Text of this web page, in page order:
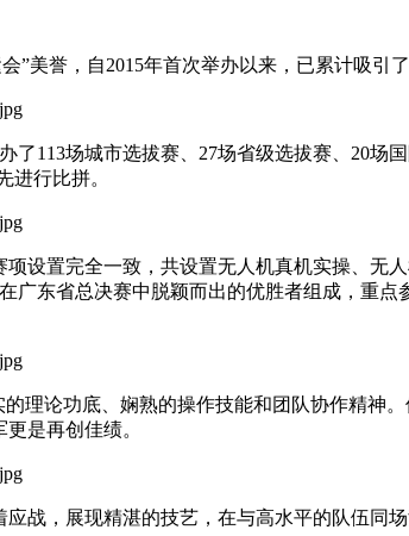
”美誉，自2015年首次举办以来，已累计吸引
113场城市选拔赛、27场省级选拔赛、20场
进行比拼。
设置完全一致，共设置无人机真机实操、无
东省总决赛中脱颖而出的优胜者组成，重
理论功底、娴熟的操作技能和团队协作精神
是再创佳绩。
战，展现精湛的技艺，在与高水平的队伍同